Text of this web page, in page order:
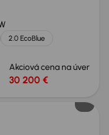
2.0 EcoBlue
Akciová cena na úver
30 200 €